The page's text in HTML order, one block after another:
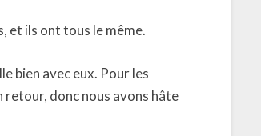
et ils ont tous le même.
bien avec eux. Pour les
retour, donc nous avons hâte